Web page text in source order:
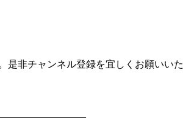
是非チャンネル登録を宜しくお願いいた